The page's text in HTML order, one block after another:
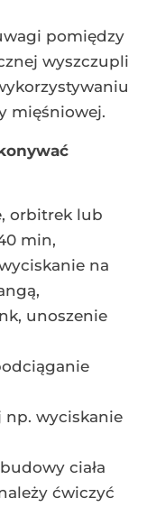
pomiędzy
wyszczupli
mięśniowej.
orbitrek lub
min,
na
unoszenie
np. wyciskanie
ciała
ćwiczyć